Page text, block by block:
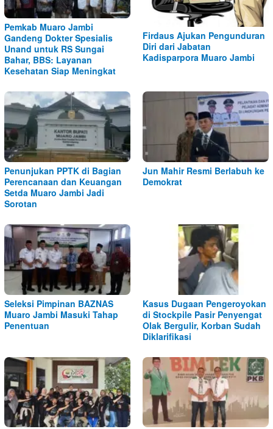
Pemkab Muaro Jambi
Gandeng Dokter Spesialis
Unand untuk RS Sungai
Bahar, BBS: Layanan
Kesehatan Siap Meningkat
Firdaus Ajukan Pengunduran
Diri dari Jabatan
Kadisparpora Muaro Jambi
Penunjukan PPTK di Bagian
Perencanaan dan Keuangan
Setda Muaro Jambi Jadi
Sorotan
Jun Mahir Resmi Berlabuh ke
Demokrat
Seleksi Pimpinan BAZNAS
Muaro Jambi Masuki Tahap
Penentuan
Kasus Dugaan Pengeroyokan
di Stockpile Pasir Penyengat
Olak Bergulir, Korban Sudah
Diklarifikasi